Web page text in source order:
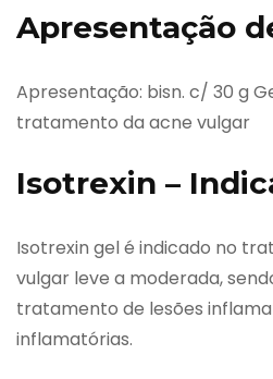
Apresentação
Apresentação: bisn. c/ 30 g
tratamento da acne vulgar
Isotrexin –
Isotrexin gel é indicado no
vulgar leve a moderada,
tratamento de lesões
inflamatórias.